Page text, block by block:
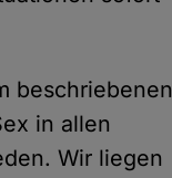
beschriebenen
in allen
Wir liegen